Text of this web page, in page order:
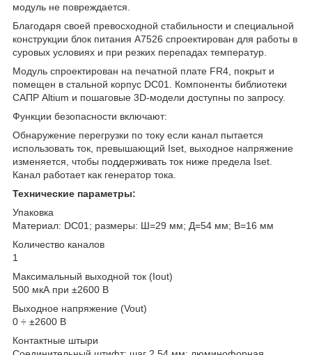
модуль не повреждается.
Благодаря своей превосходной стабильности и специальной
конструкции блок питания A7526 спроектирован для работы в
суровых условиях и при резких перепадах температур.
Модуль спроектирован на печатной плате FR4, покрыт и
помещен в стальной корпус DC01. Компоненты библиотеки
САПР Altium и пошаговые 3D-модели доступны по запросу.
Функции безопасности включают:
Обнаружение перегрузки по току если канал пытается
использовать ток, превышающий Iset, выходное напряжение
изменяется, чтобы поддерживать ток ниже предела Iset.
Канал работает как генератор тока.
Технические параметры:
Упаковка
Материал: DC01; размеры: Ш=29 мм; Д=54 мм; В=16 мм
Количество каналов
1
Максимальный выходной ток (Iout)
500 мкА при ±2600 В
Выходное напряжение (Vout)
0 ÷ ±2600 В
Контактные штыри